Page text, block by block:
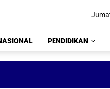
PENDIDIKAN